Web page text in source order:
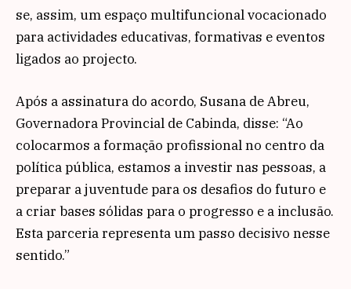
se, assim, um espaço multifuncional vocacionado
para actividades educativas, formativas e eventos
ligados ao projecto.
Após a assinatura do acordo, Susana de Abreu,
Governadora Provincial de Cabinda, disse: “Ao
colocarmos a formação profissional no centro da
política pública, estamos a investir nas pessoas, a
preparar a juventude para os desafios do futuro e
a criar bases sólidas para o progresso e a inclusão.
Esta parceria representa um passo decisivo nesse
sentido.”